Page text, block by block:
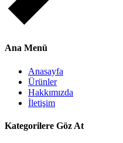
Ana Menü
Anasayfa
Ürünler
Hakkımızda
İletişim
Kategorilere Göz At